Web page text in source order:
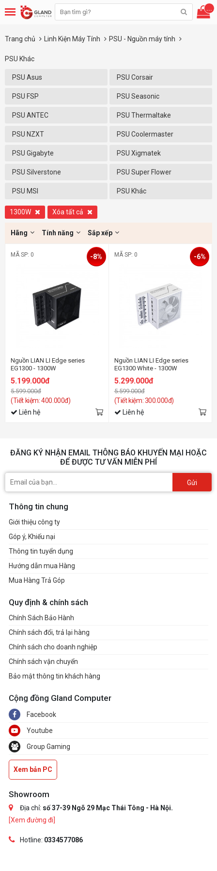
...
Trang chủ Linh Kiện Máy Tính PSU - Nguồn máy tính
PSU Khác
PSU Asus PSU Corsair
PSU FSP PSU Seasonic
PSU ANTEC PSU Thermaltake
PSU NZXT PSU Coolermaster
PSU Gigabyte PSU Xigmatek
PSU Silverstone PSU Super Flower
PSU MSI PSU Khác
1300W Xóa tất cả
Hãng Tính năng Sắp xếp
MÃ SP: 0
Nguồn LIAN LI Edge series
EG1300 - 1300W
Modular/Màu Đen)
5.199.000đ
5.599.000đ
(Tiết kiệm: 400.000đ)
-8%
Liên hệ
MÃ SP: 0
Nguồn LIAN LI Edge series
EG1300 White - 1300W
Modular/Màu Trắng)
5.299.000đ
5.599.000đ
(Tiết kiệm: 300.000đ)
-6%
Liên hệ
ĐĂNG KÝ NHẬN EMAIL THÔNG BÁO KHUYẾN MẠI HOẶC
ĐỂ ĐƯỢC TƯ VẤN MIỄN PHÍ
Gửi
Thông tin chung
Giới thiệu công ty
Góp ý, Khiếu nại
Thông tin tuyển dụng
Hướng dẫn mua Hàng
Mua Hàng Trả Góp
Quy định & chính sách
Chính Sách Bảo Hành
Chính sách đổi, trả lại hàng
Chính sách cho doanh nghiệp
Chính sách vận chuyển
Bảo mật thông tin khách hàng
Cộng đồng Gland Computer
Facebook
Youtube
Group Gaming
Xem bản PC
Showroom
Địa chỉ: số 37-39 Ngõ 29 Mạc Thái Tông - Hà Nội.
[Xem đường đi]
Hotline: 0334577086